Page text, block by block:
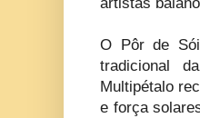
O Pôr de
tradicional
Multipétalo
e força